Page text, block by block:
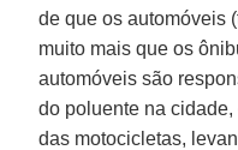
de que os automóveis
muito mais que os
automóveis são
do poluente na
das motocicletas,